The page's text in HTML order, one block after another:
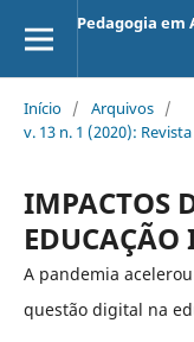
Pedagogia em
Início / Arquivos /
v. 13 n. 1 (2020):
IMPACTOS
A pandemia
questão digital na